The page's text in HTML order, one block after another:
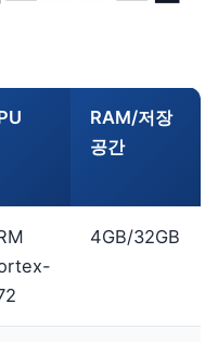
RAM/저장
공간
4GB/32GB